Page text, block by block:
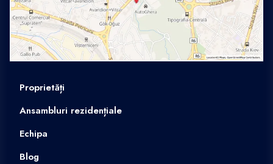
Proprietăți
Ansambluri rezidențiale
Echipa
Blog